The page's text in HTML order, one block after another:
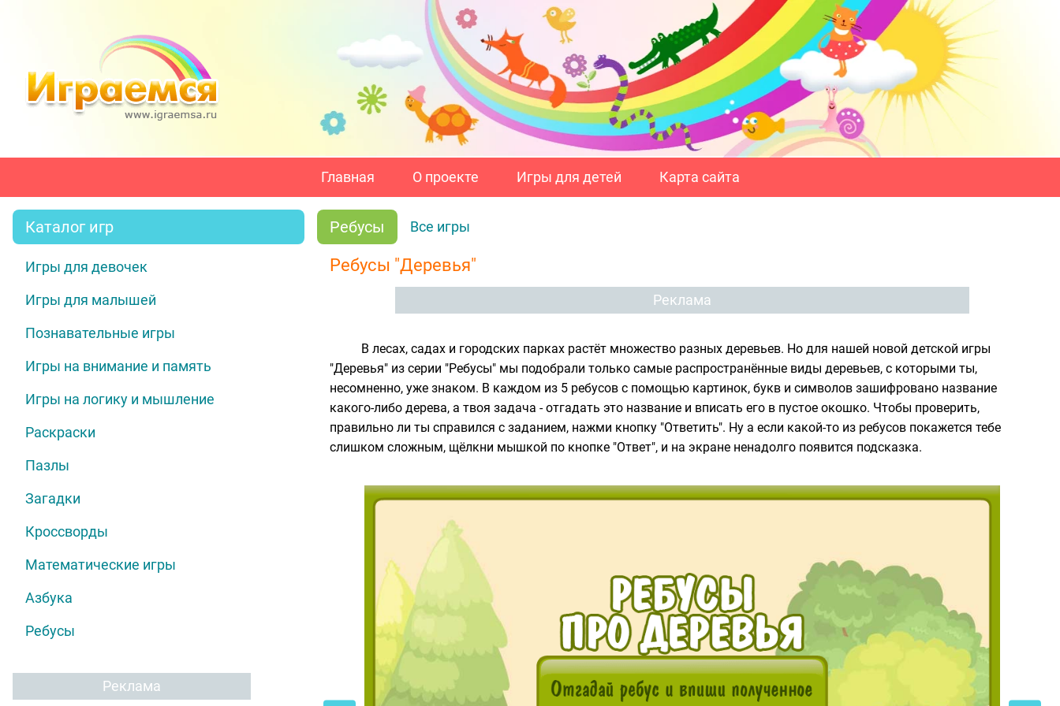
Главная О проекте Игры для детей Карта сайта
Каталог игр
Игры для девочек
Игры для малышей
Познавательные игры
Игры на внимание и память
Игры на логику и мышление
Раскраски
Пазлы
Загадки
Кроссворды
Математические игры
Азбука
Ребусы
Реклама
Ребусы Все игры
Ребусы "Деревья"
Реклама
В лесах, садах и городских парках растёт множество разных деревьев. Но для нашей новой детской игры
"Деревья" из серии "Ребусы" мы подобрали только самые распространённые виды деревьев, с которыми ты,
несомненно, уже знаком. В каждом из 5 ребусов с помощью картинок, букв и символов зашифровано название
какого-либо дерева, а твоя задача - отгадать это название и вписать его в пустое окошко. Чтобы проверить,
правильно ли ты справился с заданием, нажми кнопку "Ответить". Ну а если какой-то из ребусов покажется тебе
слишком сложным, щёлкни мышкой по кнопке "Ответ", и на экране ненадолго появится подсказка.